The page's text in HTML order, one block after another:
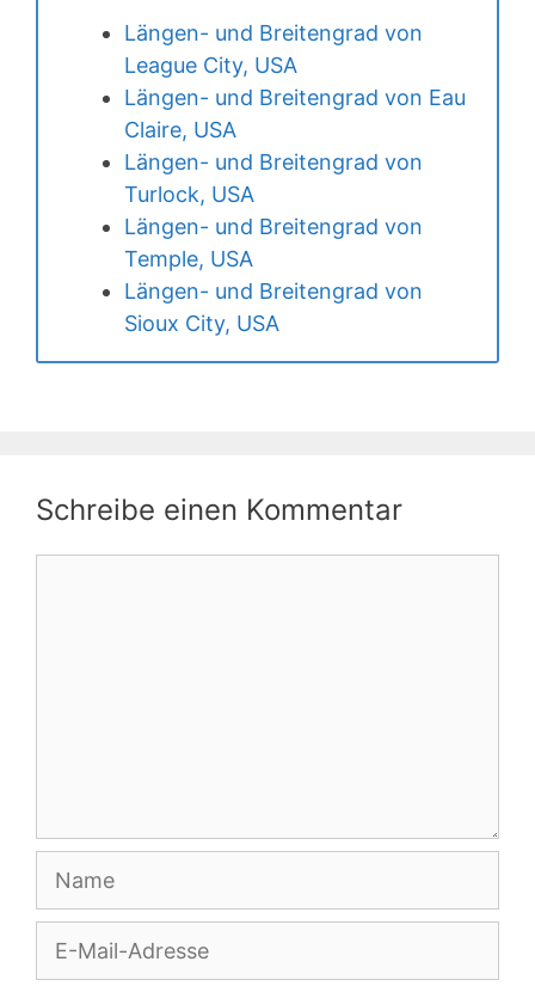
Längen- und Breitengrad von
League City, USA
Längen- und Breitengrad von Eau
Claire, USA
Längen- und Breitengrad von
Turlock, USA
Längen- und Breitengrad von
Temple, USA
Längen- und Breitengrad von
Sioux City, USA
Schreibe einen Kommentar